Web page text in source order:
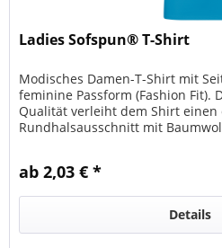
Ladies Sofspun® T-Shirt
Modisches Damen-T-Shirt mit
feminine Passform (Fashion Fit).
Qualität verleiht dem Shirt
Rundhalsausschnitt mit
ab 2,03 € *
Details